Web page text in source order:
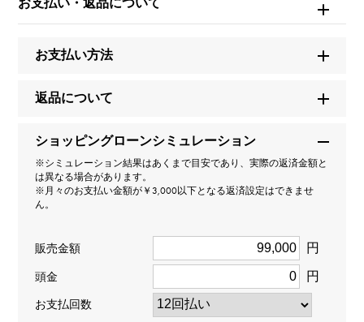
モデル名
アルファプティ
型番
タイプ
男女兼用
種類
ピアス片方
イニシャル × ピアス片方
お支払い方法
返品について
ショッピングローンシミュレーション
※シミュレーション結果はあくまで目安であり、実際の返済金額と
は異なる場合があります。
※月々のお支払い金額が￥3,000以下となる返済設定はできませ
ん。
販売金額 円
頭金 円
お支払回数